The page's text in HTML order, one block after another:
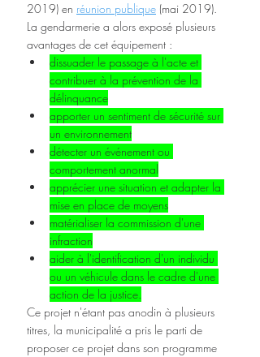
2019) en réunion publique (mai 2019).
La gendarmerie a alors exposé plusieurs
avantages de cet équipement :
dissuader le passage à l'acte et
contribuer à la prévention de la
délinquance
apporter un sentiment de sécurité sur
un environnement
détecter un événement ou
comportement anormal
apprécier une situation et adapter la
mise en place de moyens
matérialiser la commission d'une
infraction
aider à l'identification d'un individu
ou un véhicule dans le cadre d'une
action de la justice.
Ce projet n'étant pas anodin à plusieurs
titres, la municipalité a pris le parti de
proposer ce projet dans son programme